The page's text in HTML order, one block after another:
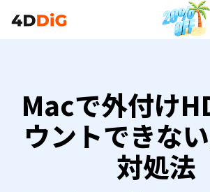
Macで外付け
ウントできな
対処法